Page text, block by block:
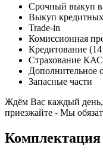
Срочный выкуп
Выкуп
Trade-in
Комиссионная
Кредитование
Страхование
Дополнительное
Запасные части
Ждём Вас каждый день,
приезжайте - Мы
Комплектация